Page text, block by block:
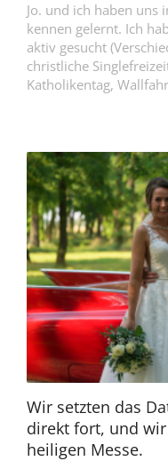
Jo. und ich haben uns
kennen gelernt. Ich
aktiv gesucht
christliche
Katholikentag,
Wir setzten das
direkt fort, und
heiligen Messe.